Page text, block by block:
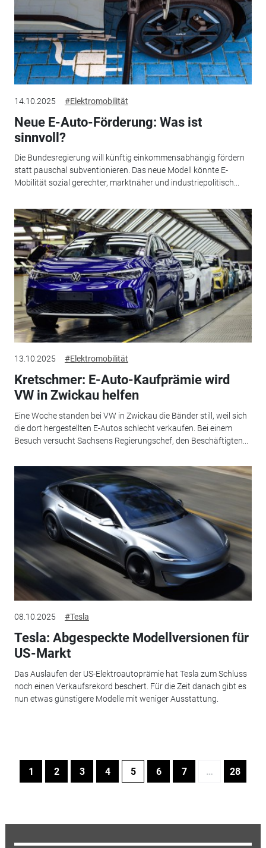
14.10.2025 #Elektromobilität
Neue E-Auto-Förderung: Was ist
sinnvoll?
Die Bundesregierung will künftig einkommensabhängig fördern
statt pauschal subventionieren. Das neue Modell könnte E-
Mobilität sozial gerechter, marktnäher und industriepolitisch...
13.10.2025 #Elektromobilität
Kretschmer: E-Auto-Kaufprämie wird
VW in Zwickau helfen
Eine Woche standen bei VW in Zwickau die Bänder still, weil sich
die dort hergestellten E-Autos schlecht verkaufen. Bei einem
Besuch versucht Sachsens Regierungschef, den Beschäftigten...
08.10.2025 #Tesla
Tesla: Abgespeckte Modellversionen für
US-Markt
Das Auslaufen der US-Elektroautoprämie hat Tesla zum Schluss
noch einen Verkaufsrekord beschert. Für die Zeit danach gibt es
nun etwas günstigere Modelle mit weniger Ausstattung.
1 2 3 4 5 6 7 … 28